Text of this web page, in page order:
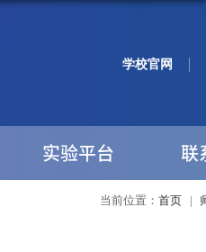
学校官网
实验平台 联
当前位置： 首页 |